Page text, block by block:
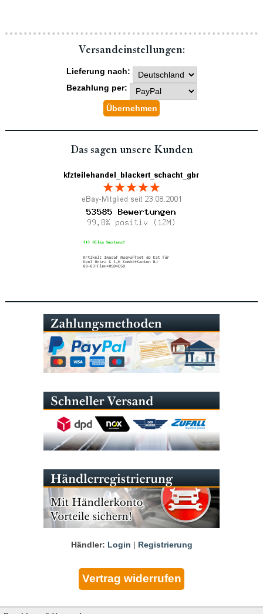
Versand­einstellungen:
Lieferung nach:
Bezahlung per:
Das sagen unsere Kunden
Händler: Login | Registrierung